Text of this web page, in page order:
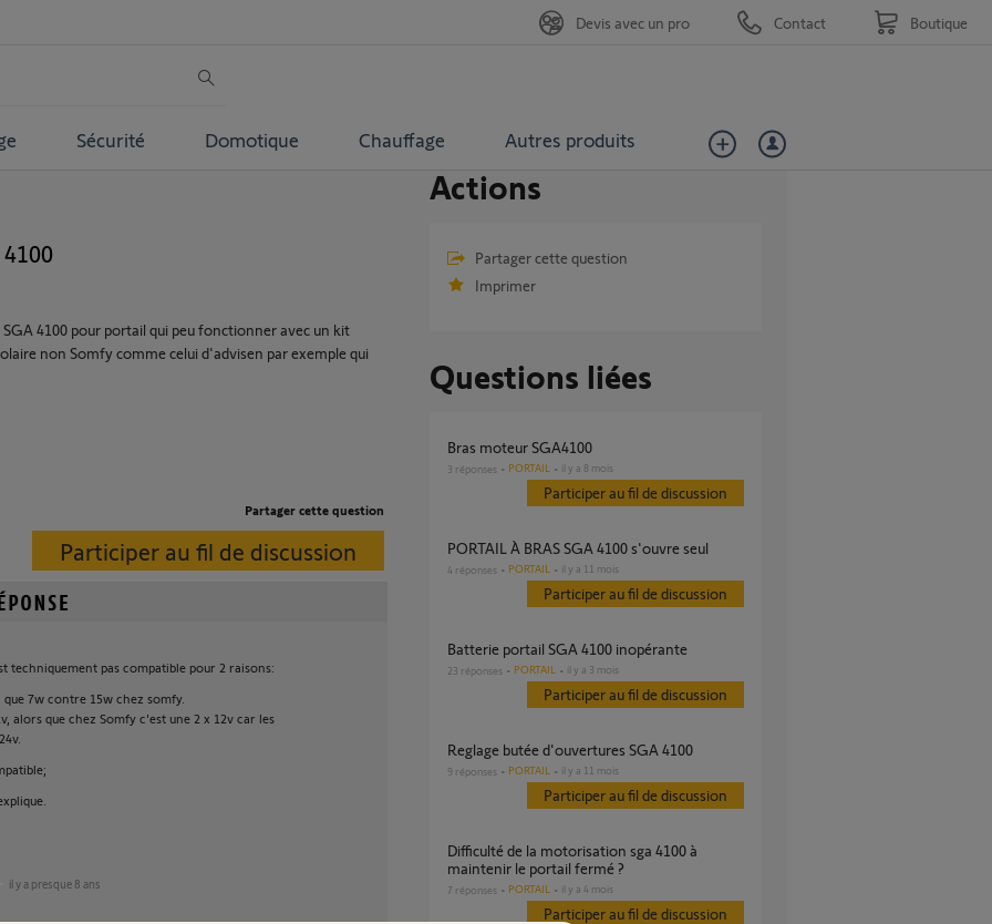
Sécurité Domotique Chauffage Autres produits
Devis avec un pro Contact Boutique
4100 pour portail qui peu fonctionner avec un kit
non Somfy comme celui d'advisen par exemple qui
Partager cette question
Participer au fil de discussion
techniquement pas compatible pour 2 raisons:
7w contre 15w chez somfy.
alors que chez Somfy c'est une 2 x 12v car les
il y a presque 8 ans
Actions
Partager cette question
Imprimer
Questions liées
Bras moteur SGA4100
3 réponses PORTAIL il y a 8 mois
Participer au fil de discussion
PORTAIL À BRAS SGA 4100 s'ouvre seul
4 réponses PORTAIL il y a 11 mois
Participer au fil de discussion
Batterie portail SGA 4100 inopérante
23 réponses PORTAIL il y a 3 mois
Participer au fil de discussion
Reglage butée d'ouvertures SGA 4100
9 réponses PORTAIL il y a 11 mois
Participer au fil de discussion
Difficulté de la motorisation sga 4100 à
maintenir le portail fermé ?
7 réponses PORTAIL il y a 4 mois
Participer au fil de discussion